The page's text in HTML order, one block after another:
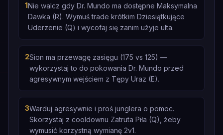
1Nie walcz gdy Dr. Mundo ma dostępne Maksymalna
Dawka (R). Wymuś trade krótkim Dziesiątkujące
Uderzenie (Q) i wycofaj się zanim użyje ulta.
2Sion ma przewagę zasięgu (175 vs 125) —
wykorzystaj to do pokowania Dr. Mundo przed
agresywnym wejściem z Tępy Uraz (E).
3Warduj agresywnie i proś junglera o pomoc.
Skorzystaj z cooldownu Zatruta Piła (Q), żeby
wymusić korzystną wymianę 2v1.